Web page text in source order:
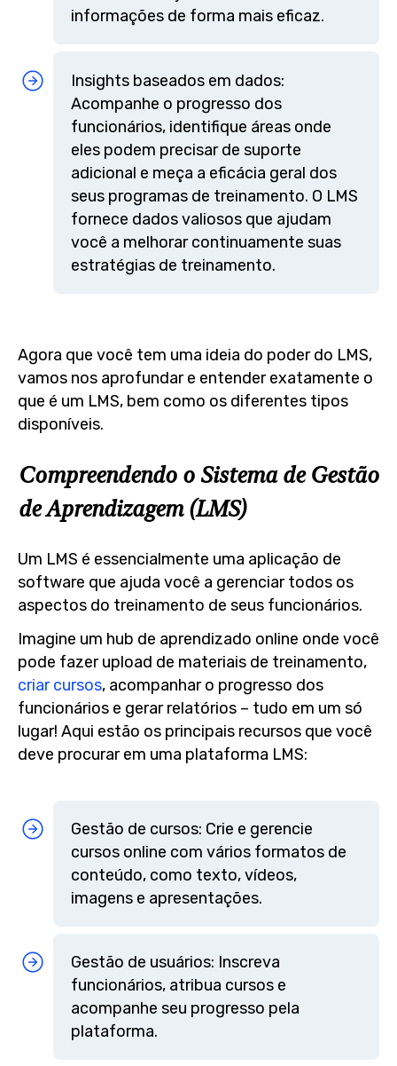
informações de forma mais eficaz.
Insights baseados em dados:
Acompanhe o progresso dos
funcionários, identifique áreas onde
eles podem precisar de suporte
adicional e meça a eficácia geral dos
seus programas de treinamento. O LMS
fornece dados valiosos que ajudam
você a melhorar continuamente suas
estratégias de treinamento.
Agora que você tem uma ideia do poder do LMS,
vamos nos aprofundar e entender exatamente o
que é um LMS, bem como os diferentes tipos
disponíveis.
Compreendendo o Sistema de Gestão
de Aprendizagem (LMS)
Um LMS é essencialmente uma aplicação de
software que ajuda você a gerenciar todos os
aspectos do treinamento de seus funcionários.
Imagine um hub de aprendizado online onde você
pode fazer upload de materiais de treinamento,
criar cursos, acompanhar o progresso dos
funcionários e gerar relatórios – tudo em um só
lugar! Aqui estão os principais recursos que você
deve procurar em uma plataforma LMS:
Gestão de cursos: Crie e gerencie
cursos online com vários formatos de
conteúdo, como texto, vídeos,
imagens e apresentações.
Gestão de usuários: Inscreva
funcionários, atribua cursos e
acompanhe seu progresso pela
plataforma.